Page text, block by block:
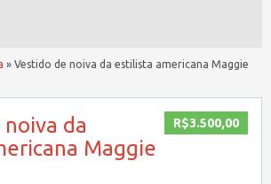
» Vestido de noiva da estilista americana Maggie
R$3.500,00
da
Maggie